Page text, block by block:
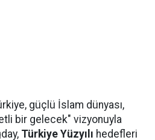
güçlü İslam dünyası,
bir gelecek" vizyonuyla
Türkiye Yüzyılı hedefleri